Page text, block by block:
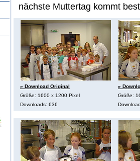
nächste Muttertag kommt
» Download Original
Größe: 1600 x 1200 Pixel
Downloads: 636
»
Größe: